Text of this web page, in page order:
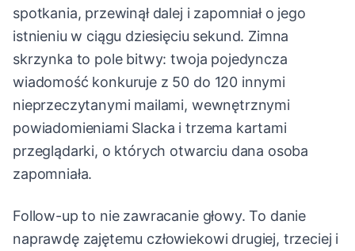
spotkania, przewinął dalej i zapomniał o jego
istnieniu w ciągu dziesięciu sekund. Zimna
skrzynka to pole bitwy: twoja pojedyncza
wiadomość konkuruje z 50 do 120 innymi
nieprzeczytanymi mailami, wewnętrznymi
powiadomieniami Slacka i trzema kartami
przeglądarki, o których otwarciu dana osoba
zapomniała.
Follow-up to nie zawracanie głowy. To danie
naprawdę zajętemu człowiekowi drugiej, trzeciej i